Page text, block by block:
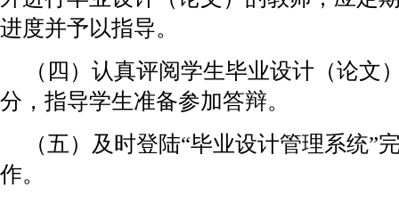
进度并予以指导。
（四）认真评阅学生毕业设计（论文
分，指导学生准备参加答辩。
（五）及时登陆“毕业设计管理系统”
作。